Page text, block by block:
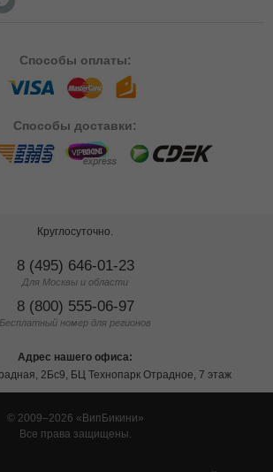
Способы оплаты:
Способы доставки:
Круглосуточно.
8 (495) 646-01-23
Для Москвы и области
8 (800) 555-06-97
Бесплатный номер для регионов
Адрес нашего офиса:
2Бс9, БЦ Технопарк Отрадное, 7 этаж
© 2009–2026
ВипБикини
Все права защищены.